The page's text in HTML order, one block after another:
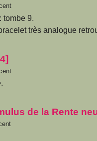
tombe 9.
très analogue
de la Rente